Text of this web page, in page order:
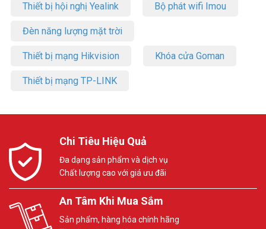
Thiết bị hội nghị Yealink Bộ phát wifi Imou
Đèn năng lượng mặt trời
Thiết bị mạng Hikvision Khóa cửa Goman
Thiết bị mạng TP-LINK
Chi Tiêu Hiệu Quả
Đa dạng sản phẩm và dịch vụ
Chất lượng cao với giá ưu đãi
An Tâm Khi Mua Sắm
Sản phẩm, hàng hóa chính hãng